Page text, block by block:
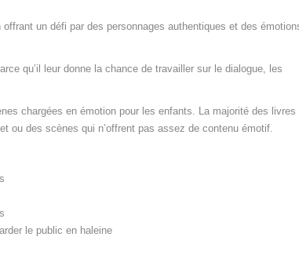
un défi par des personnages authentiques et des
qu’il leur donne la chance de travailler sur le dialogue, les
chargées en émotion pour les enfants. La majorité des livres
ou des scènes qui n’offrent pas assez de contenu émotif.
le public en haleine